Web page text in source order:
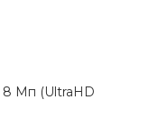
8 Мп (UltraHD